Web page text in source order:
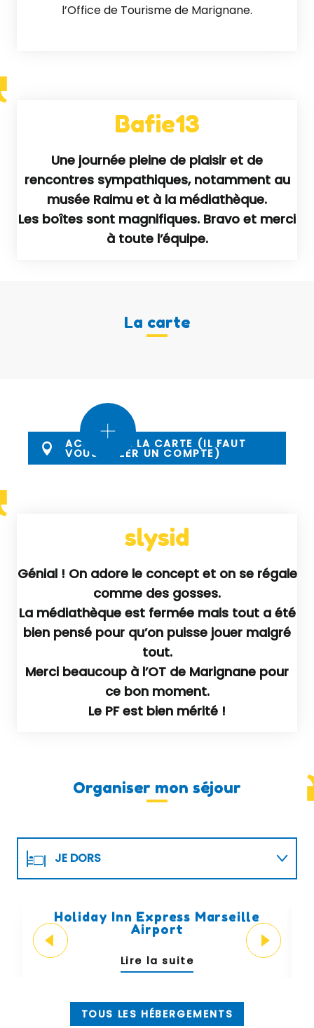
l’Office de Tourisme de Marignane.
Bafie13
Une journée pleine de plaisir et de
rencontres sympathiques, notamment au
musée Raimu et à la médiathèque.
Les boîtes sont magnifiques. Bravo et merci
à toute l’équipe.
La carte
ACCÉDER À LA CARTE (IL FAUT
VOUS CRÉER UN COMPTE)
slysid
Génial ! On adore le concept et on se régale
comme des gosses.
La médiathèque est fermée mais tout a été
bien pensé pour qu’on puisse jouer malgré
tout.
Merci beaucoup à l’OT de Marignane pour
ce bon moment.
Le PF est bien mérité !
Organiser mon séjour
JE DORS
Holiday Inn Express Marseille
Airport
Lire la suite
TOUS LES HÉBERGEMENTS